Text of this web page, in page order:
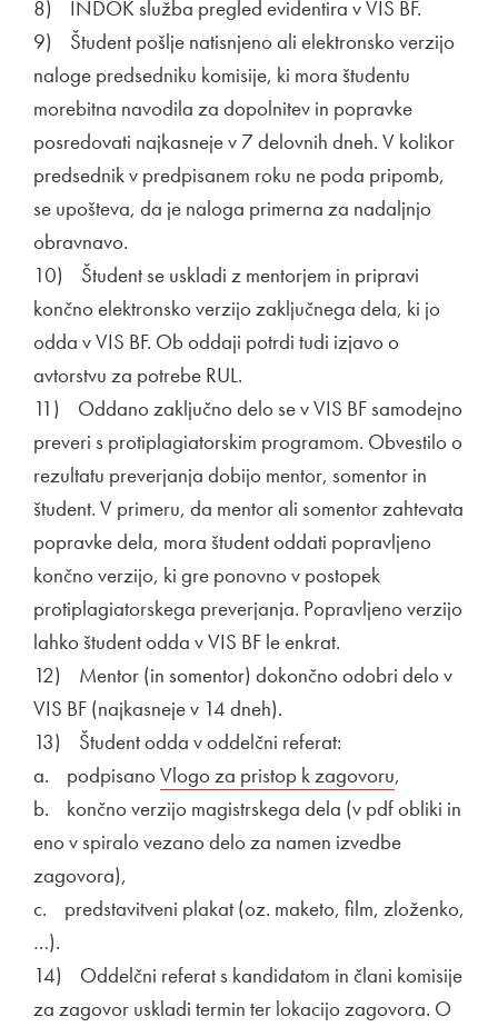
8) INDOK služba pregled evidentira v VIS BF.
9) Študent pošlje natisnjeno ali elektronsko verzijo
naloge predsedniku komisije, ki mora študentu
morebitna navodila za dopolnitev in popravke
posredovati najkasneje v 7 delovnih dneh. V kolikor
predsednik v predpisanem roku ne poda pripomb,
se upošteva, da je naloga primerna za nadaljnjo
obravnavo.
10) Študent se uskladi z mentorjem in pripravi
končno elektronsko verzijo zaključnega dela, ki jo
odda v VIS BF. Ob oddaji potrdi tudi izjavo o
avtorstvu za potrebe RUL.
11) Oddano zaključno delo se v VIS BF samodejno
preveri s protiplagiatorskim programom. Obvestilo o
rezultatu preverjanja dobijo mentor, somentor in
študent. V primeru, da mentor ali somentor zahtevata
popravke dela, mora študent oddati popravljeno
končno verzijo, ki gre ponovno v postopek
protiplagiatorskega preverjanja. Popravljeno verzijo
lahko študent odda v VIS BF le enkrat.
12) Mentor (in somentor) dokončno odobri delo v
VIS BF (najkasneje v 14 dneh).
13) Študent odda v oddelčni referat:
a. podpisano Povezava na dokument
Vlogo za pristop k zagovoruOdpira se v
,
b. končno verzijo magistrskega dela (v pdf obliki in
eno v spiralo vezano delo za namen izvedbe
zagovora),
c. predstavitveni plakat (oz. maketo, film, zloženko,
…).
14) Oddelčni referat s kandidatom in člani komisije
za zagovor uskladi termin ter lokacijo zagovora. O